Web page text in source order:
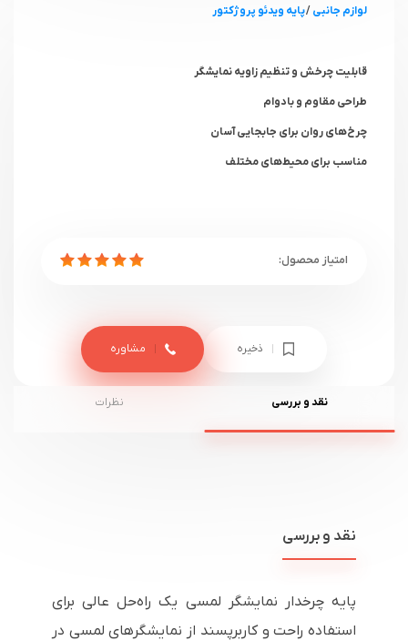
لوازم جانبی/پایه ویدئو پروژکتور
قابلیت چرخش و تنظیم زاویه نمایشگر
طراحی مقاوم و بادوام
چرخ‌های روان برای جابجایی آسان
مناسب برای محیط‌های مختلف
ذخیره مشاوره
نقد و بررسی نظرات
نقد و بررسی
پایه چرخدار نمایشگر لمسی یک راه‌حل عالی برای
استفاده راحت و کاربرپسند از نمایشگرهای لمسی در